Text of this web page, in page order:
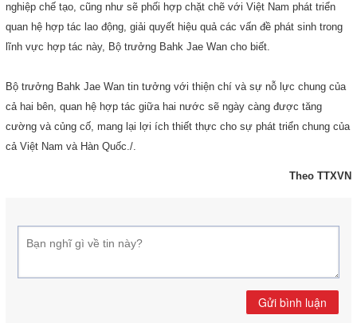
nghiệp chế tạo, cũng như sẽ phối hợp chặt chẽ với Việt Nam phát triển
quan hệ hợp tác lao động, giải quyết hiệu quả các vấn đề phát sinh trong
lĩnh vực hợp tác này, Bộ trưởng Bahk Jae Wan cho biết.
Bộ trưởng Bahk Jae Wan tin tưởng với thiện chí và sự nỗ lực chung của
cả hai bên, quan hệ hợp tác giữa hai nước sẽ ngày càng được tăng
cường và củng cố, mang lại lợi ích thiết thực cho sự phát triển chung của
cả Việt Nam và Hàn Quốc./.
Theo TTXVN
Gửi bình luận